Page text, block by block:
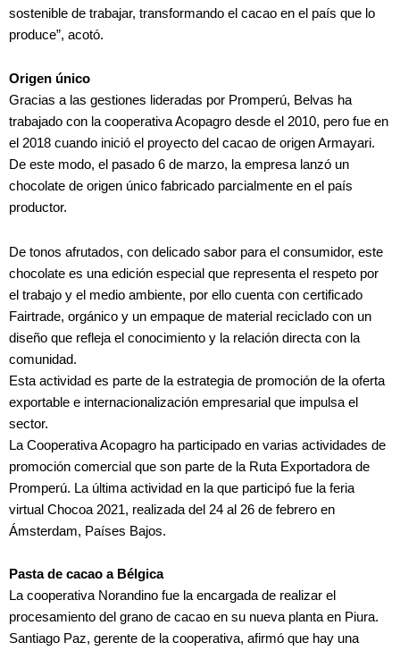
sostenible de trabajar, transformando el cacao en el país que lo
produce”, acotó.
Origen único
Gracias a las gestiones lideradas por Promperú, Belvas ha
trabajado con la cooperativa Acopagro desde el 2010, pero fue en
el 2018 cuando inició el proyecto del cacao de origen Armayari.
De este modo, el pasado 6 de marzo, la empresa lanzó un
chocolate de origen único fabricado parcialmente en el país
productor.
De tonos afrutados, con delicado sabor para el consumidor, este
chocolate es una edición especial que representa el respeto por
el trabajo y el medio ambiente, por ello cuenta con certificado
Fairtrade, orgánico y un empaque de material reciclado con un
diseño que refleja el conocimiento y la relación directa con la
comunidad.
Esta actividad es parte de la estrategia de promoción de la oferta
exportable e internacionalización empresarial que impulsa el
sector.
La Cooperativa Acopagro ha participado en varias actividades de
promoción comercial que son parte de la Ruta Exportadora de
Promperú. La última actividad en la que participó fue la feria
virtual Chocoa 2021, realizada del 24 al 26 de febrero en
Ámsterdam, Países Bajos.
Pasta de cacao a Bélgica
La cooperativa Norandino fue la encargada de realizar el
procesamiento del grano de cacao en su nueva planta en Piura.
Santiago Paz, gerente de la cooperativa, afirmó que hay una